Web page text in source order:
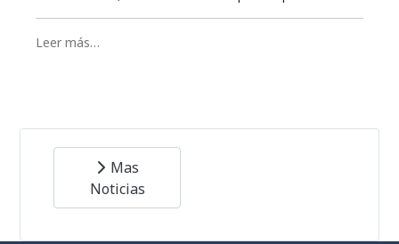
Leer más…
Mas
Noticias